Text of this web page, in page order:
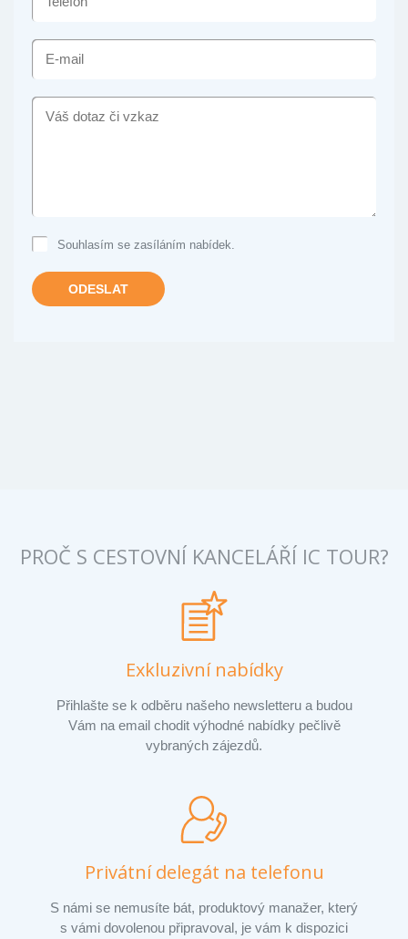
E-
MAIL
VÁŠ
DOTAZ
Souhlasím se zasíláním nabídek.
ODESLAT
PROČ S CESTOVNÍ KANCELÁŘÍ IC TOUR?
Exkluzivní nabídky
Přihlašte se k odběru našeho newsletteru a budou
Vám na email chodit výhodné nabídky pečlivě
vybraných zájezdů.
Privátní delegát na telefonu
S námi se nemusíte bát, produktový manažer, který
s vámi dovolenou připravoval, je vám k dispozici